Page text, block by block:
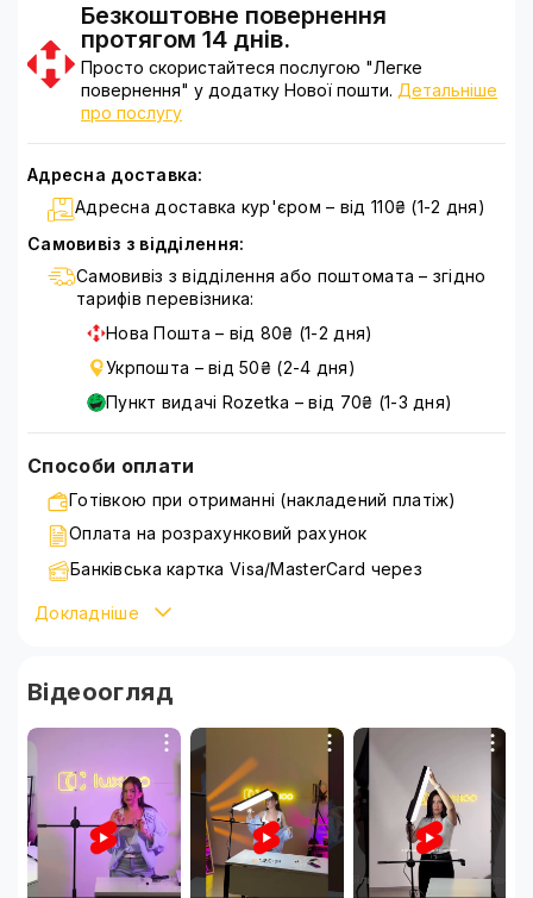
Безкоштовне повернення
протягом 14 днів.
Просто скористайтеся послугою "Легке
повернення" у додатку Нової пошти. Детальніше
про послугу
Адресна доставка:
Адресна доставка кур'єром – від 110₴ (1-2 дня)
Самовивіз з відділення:
Самовивіз з відділення або поштомата – згідно
тарифів перевізника:
Нова Пошта – від 80₴ (1-2 дня)
Укрпошта – від 50₴ (2-4 дня)
Пункт видачі Rozetka – від 70₴ (1-3 дня)
Способи оплати
Готівкою при отриманні (накладений платіж)
Оплата на розрахунковий рахунок
Банківська картка Visa/MasterCard через
Детальніше ознайомитися зі способами оплати можна
Докладніше
Відеоогляд